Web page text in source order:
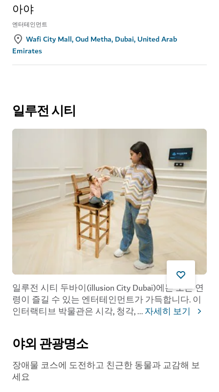
아야
엔터테인먼트
Wafi City Mall, Oud Metha, Dubai, United Arab
Emirates
일루전 시티
일루전 시티 두바이(illusion City Dubai)에는 모든 연
령이 즐길 수 있는 엔터테인먼트가 가득합니다. 이
인터랙티브 박물관은 시각, 청각,...자세히 보기
야외 관광명소
장애물 코스에 도전하고 친근한 동물과 교감해 보
세요